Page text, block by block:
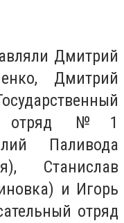
Дмитрий
Дмитрий
отряд №1
Паливода
Станислав
и Игорь
отряд